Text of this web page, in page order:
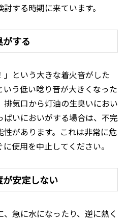
する時期に来ています。
する
という大きな着火音がした
いう低い唸り音が大きくなった
排気口から灯油の生臭いにおい
いにおいがする場合は、不完
があります。これは非常に危
使用を中止してください。
安定しない
急に水になったり、逆に熱く